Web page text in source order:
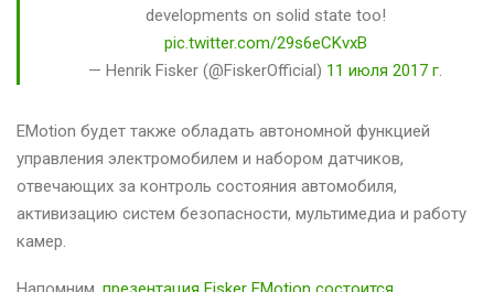
developments on solid state too!
pic.twitter.com/29s6eCKvxB
— Henrik Fisker (@FiskerOfficial) 11 июля 2017 г.
EMotion будет также обладать автономной функцией
управления электромобилем и набором датчиков,
отвечающих за контроль состояния автомобиля,
активизацию систем безопасности, мультимедиа и работу
камер.